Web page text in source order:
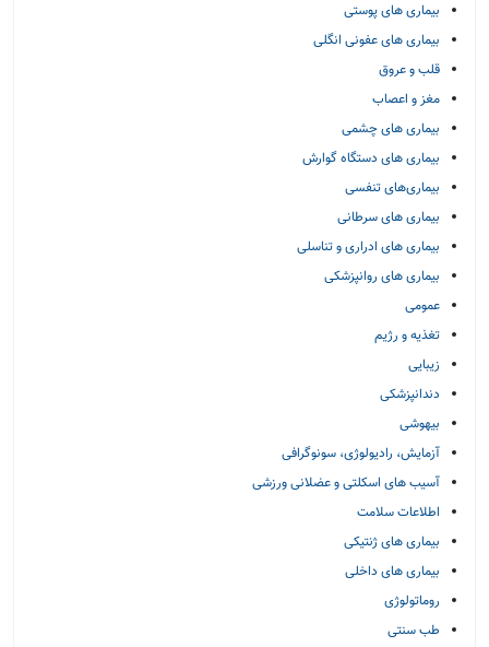
بیماری های پوستی
بیماری های عفونی انگلی
قلب و عروق
مغز و اعصاب
بیماری های چشمی
بیماری های دستگاه گوارش
بیماری‌های تنفسی
بیماری های سرطانی
بیماری های ادراری و تناسلی
بیماری های روانپزشکی
عمومی
تغذیه و رژیم
زیبایی
دندانپزشکی
بیهوشی
آزمایش، رادیولوژی، سونوگرافی
آسیب های اسکلتی و عضلانی ورزشی
اطلاعات سلامت
بیماری های ژنتیکی
بیماری های داخلی
روماتولوژی
طب سنتی